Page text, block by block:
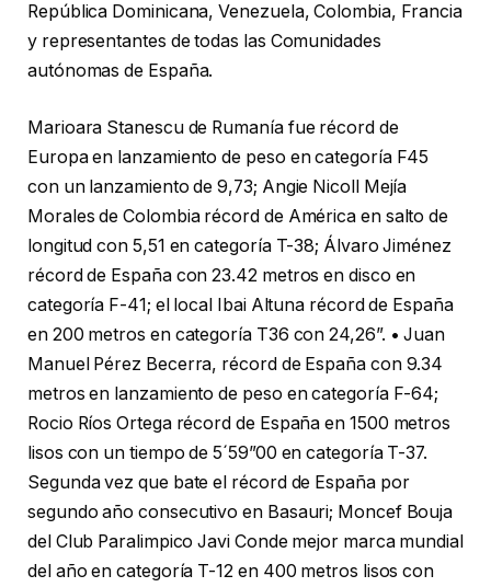
República Dominicana, Venezuela, Colombia, Francia
y representantes de todas las Comunidades
autónomas de España.
Marioara Stanescu de Rumanía fue récord de
Europa en lanzamiento de peso en categoría F45
con un lanzamiento de 9,73; Angie Nicoll Mejía
Morales de Colombia récord de América en salto de
longitud con 5,51 en categoría T-38; Álvaro Jiménez
récord de España con 23.42 metros en disco en
categoría F-41; el local Ibai Altuna récord de España
en 200 metros en categoría T36 con 24,26”. • Juan
Manuel Pérez Becerra, récord de España con 9.34
metros en lanzamiento de peso en categoría F-64;
Rocio Ríos Ortega récord de España en 1500 metros
lisos con un tiempo de 5´59”00 en categoría T-37.
Segunda vez que bate el récord de España por
segundo año consecutivo en Basauri; Moncef Bouja
del Club Paralimpico Javi Conde mejor marca mundial
del año en categoría T-12 en 400 metros lisos con